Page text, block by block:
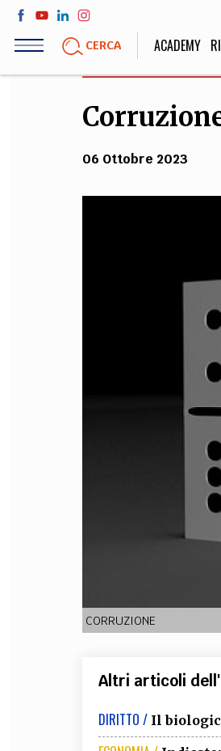
Salta
contenuto
CERCA ACADEMY
LIFE STYLE
Sport, Cucina, Viaggi,
06 Ottobre 2023
CORRUZIONE
Altri articoli
DIRITTO / Il